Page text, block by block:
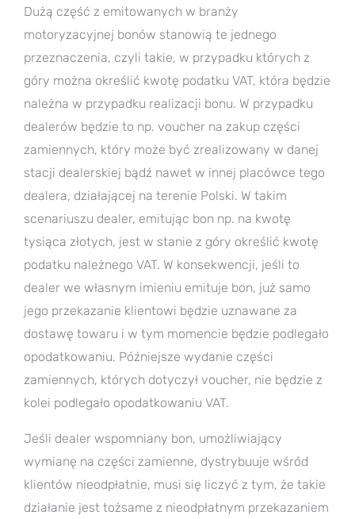
Dużą część z emitowanych w branży
motoryzacyjnej bonów stanowią te jednego
przeznaczenia, czyli takie, w przypadku których z
góry można określić kwotę podatku VAT, która będzie
należna w przypadku realizacji bonu. W przypadku
dealerów będzie to np. voucher na zakup części
zamiennych, który może być zrealizowany w danej
stacji dealerskiej bądź nawet w innej placówce tego
dealera, działającej na terenie Polski. W takim
scenariuszu dealer, emitując bon np. na kwotę
tysiąca złotych, jest w stanie z góry określić kwotę
podatku należnego VAT. W konsekwencji, jeśli to
dealer we własnym imieniu emituje bon, już samo
jego przekazanie klientowi będzie uznawane za
dostawę towaru i w tym momencie będzie podlegało
opodatkowaniu. Późniejsze wydanie części
zamiennych, których dotyczył voucher, nie będzie z
kolei podlegało opodatkowaniu VAT.
Jeśli dealer wspomniany bon, umożliwiający
wymianę na części zamienne, dystrybuuje wśród
klientów nieodpłatnie, musi się liczyć z tym, że takie
działanie jest tożsame z nieodpłatnym przekazaniem